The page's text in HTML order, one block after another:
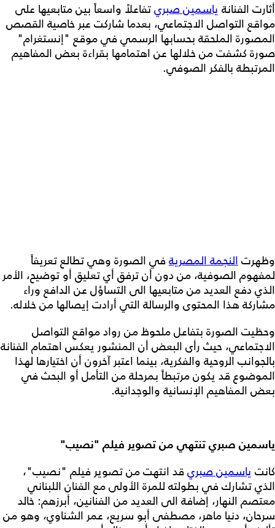
أثارت الفنانة ياسمين صبريتفاعلاً واسعاً بين متابعيها على
مواقع التواصل الاجتماعي، بعدما شاركت عبر خاصية القصص
المصورة الملحقة بحسابها الرسمي في موقع "إنستغرام"
صورة كشفت من خلالها عن اهتمامها بقراءة بعض المفاهيم
المرتبطة بالفكر الصوفي.
وظهرتالنجمة المصريةفي الصورة وهي تطالع تعريفاً
لمفهوم الصوفية، من دون أن ترفق أي تعليق أو توضيح، الأمر
الذي دفع العديد من متابعيها الى التساؤل عن الدافع وراء
مشاركة هذا المحتوى والرسالة التي أرادت إيصالها من خلاله.
وحظيت الصورة بتفاعل ملحوظ من رواد مواقع التواصل
الاجتماعي، حيث رأى البعض أن المنشور يعكس اهتمام الفنانة
بالجوانب الروحية والفكرية، بينما اعتبر آخرون أن اختيارها لهذا
الموضوع قد يكون مرتبطاً بمرحلة من التأمل أو البحث في
بعض المفاهيم الإنسانية والوجدانية.
ياسمين صبري تنتهي من تصوير فيلم "نصيب"
كانت ياسمين صبريقد انتهت من تصوير فيلم "نصيب"،
الذي تشارك في بطولته للمرة الأولى مع الفنان اللبناني
معتصم النهار، إضافة الى العديد من الفنانين، أبرزهم: خالد
سرحان، دنيا ماهر، مصطفى أبو سريع، عمر الشناوي، وهو من